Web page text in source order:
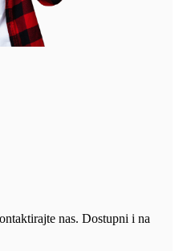
nas. Dostupni i na